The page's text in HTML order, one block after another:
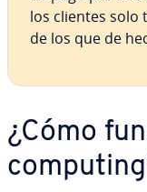
los clientes solo
de los que de
¿Cómo